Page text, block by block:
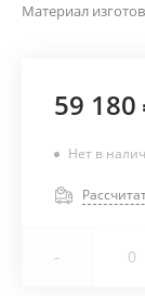
Материал
59 180
Нет в
-